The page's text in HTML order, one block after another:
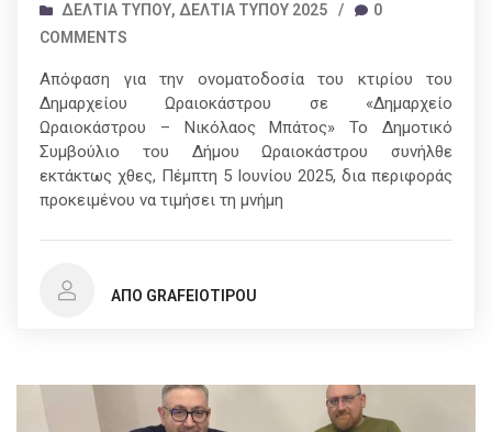
ΔΕΛΤΊΑ ΤΎΠΟΥ, ΔΕΛΤΊΑ ΤΎΠΟΥ 2025 /
0
COMMENTS
Απόφαση για την ονοματοδοσία του κτιρίου του
Δημαρχείου Ωραιοκάστρου σε «Δημαρχείο
Ωραιοκάστρου – Νικόλαος Μπάτος» Το Δημοτικό
Συμβούλιο του Δήμου Ωραιοκάστρου συνήλθε
εκτάκτως χθες, Πέμπτη 5 Ιουνίου 2025, δια περιφοράς
προκειμένου να τιμήσει τη μνήμη
ΑΠΌ GRAFEIOTIPOU